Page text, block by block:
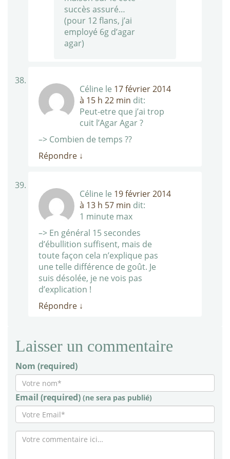
succès assuré…
(pour 12 flans, j’ai
employé 6g d’agar
agar)
Céline le 17 février 2014
à 15 h 22 min dit:
Peut-etre que j’ai trop
cuit l’Agar Agar ?
–> Combien de temps ??
Répondre ↓
Céline le 19 février 2014
à 13 h 57 min dit:
1 minute max
–> En général 15 secondes
d’ébullition suffisent, mais de
toute façon cela n’explique pas
une telle différence de goût. Je
suis désolée, je ne vois pas
d’explication !
Répondre ↓
Laisser un commentaire
Nom (required)
Email (required) (ne sera pas publié)